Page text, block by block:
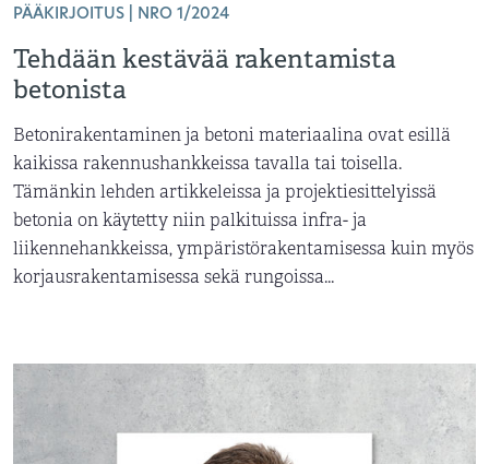
PÄÄKIRJOITUS | NRO 1/2024
Tehdään kestävää rakentamista
betonista
Betonirakentaminen ja betoni materiaalina ovat esillä
kaikissa rakennushankkeissa tavalla tai toisella.
Tämänkin lehden artikkeleissa ja projektiesittelyissä
betonia on käytetty niin palkituissa infra- ja
liikennehankkeissa, ympäristörakentamisessa kuin myös
korjausrakentamisessa sekä rungoissa...